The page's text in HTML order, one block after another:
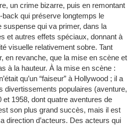
un crime bizarre, puis en remontant
qui préserve longtemps le
suspense qui va primer, dans la
et autres effets spéciaux, donnant à
visuelle relativement sobre. Tant
en revanche, que la mise en scène et
à la hauteur. À la mise en scène :
qu’un “faiseur” à Hollywood ; il a
divertissements populaires (aventure,
1958, dont quatre aventures de
son plus grand succès, mais il est
direction d’acteurs. Des acteurs qui